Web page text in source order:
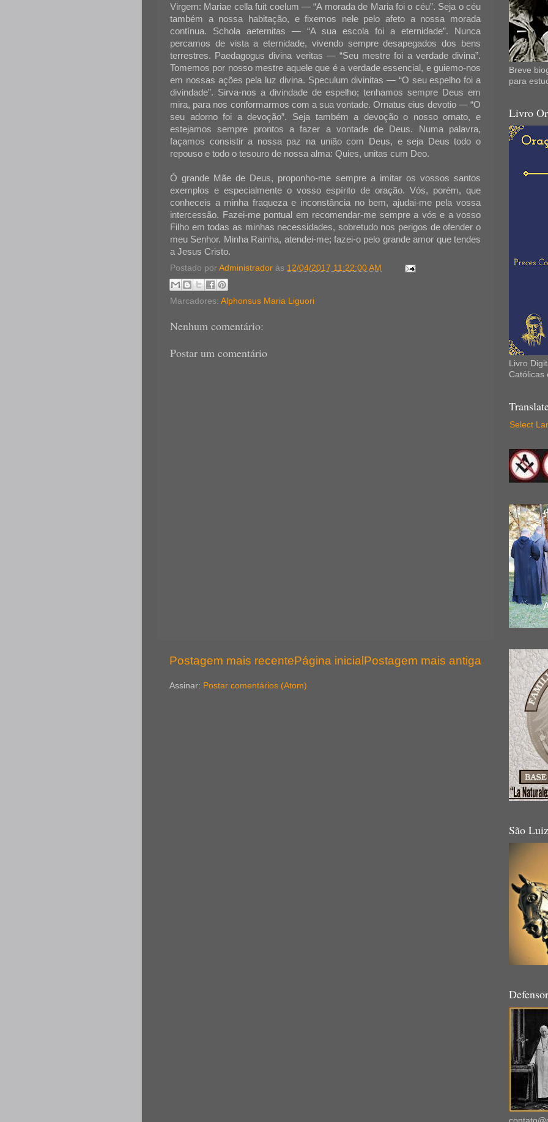
Virgem: Mariae cella fuit coelum — “A morada de Maria foi o céu”. Seja o céu
também a nossa habitação, e fixemos nele pelo afeto a nossa morada
contínua. Schola aeternitas — “A sua escola foi a eternidade”. Nunca
percamos de vista a eternidade, vivendo sempre desapegados dos bens
terrestres. Paedagogus divina veritas — “Seu mestre foi a verdade divina”.
Tomemos por nosso mestre aquele que é a verdade essencial, e guiemo-nos
em nossas ações pela luz divina. Speculum divinitas — “O seu espelho foi a
divindade”. Sirva-nos a divindade de espelho; tenhamos sempre Deus em
mira, para nos conformarmos com a sua vontade. Ornatus eius devotio — “O
seu adorno foi a devoção”. Seja também a devoção o nosso ornato, e
estejamos sempre prontos a fazer a vontade de Deus. Numa palavra,
façamos consistir a nossa paz na união com Deus, e seja Deus todo o
repouso e todo o tesouro de nossa alma: Quies, unitas cum Deo.
Ó grande Mãe de Deus, proponho-me sempre a imitar os vossos santos
exemplos e especialmente o vosso espírito de oração. Vós, porém, que
conheceis a minha fraqueza e inconstância no bem, ajudai-me pela vossa
intercessão. Fazei-me pontual em recomendar-me sempre a vós e a vosso
Filho em todas as minhas necessidades, sobretudo nos perigos de ofender o
meu Senhor. Minha Rainha, atendei-me; fazei-o pelo grande amor que tendes
a Jesus Cristo.
Postado por Administrador às 12/04/2017 11:22:00 AM
Marcadores: Alphonsus Maria Liguori
Nenhum comentário:
Postar um comentário
Postagem mais recente Postagem mais antiga
Página inicial
Assinar: Postar comentários (Atom)
Breve
para
Livro
Livro
Católicas
Select
São